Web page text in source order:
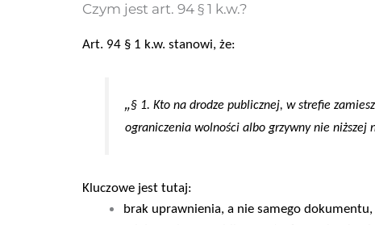
Czym jest art. 94 § 1 k.w.?
Art. 94 § 1 k.w. stanowi, że:
„§ 1. Kto na drodze publicznej, w strefie
ograniczenia wolności albo grzywny nie niższej
Kluczowe jest tutaj:
brak uprawnienia, a nie samego dokumentu,